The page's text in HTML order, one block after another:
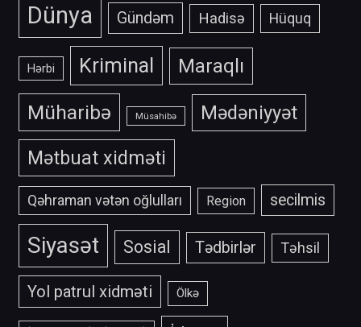
Dünya Gündəm Hadisə Hüquq
Hərbi Kriminal Maraqlı
Müharibə Müsahibə
Mədəniyyət
Mətbuat xidməti
Qəhraman vətən oğlulları Region secilmis
Siyasət Sosial Tədbirlər Təhsil
Yol patrul xidməti Ölkə